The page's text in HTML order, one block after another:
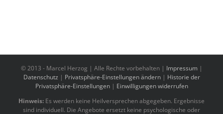
© 2013 - Marcel Herzog | Alle Rechte vorbehalten | Impressum |
Datenschutz | Privatsphäre-Einstellungen ändern| Historie der
Privatsphäre-Einstellungen| Einwilligungen widerrufen
Hinweis: Es werden keine Heilversprechen abgegeben. Ergebnisse
sind individuell. Die Angebote ersetzt keine psychologische oder